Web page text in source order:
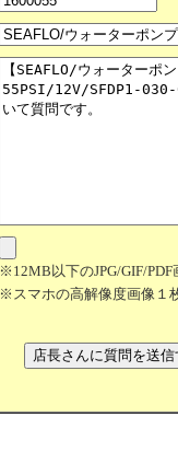
※12MB以下のJPG/GIF/
※スマホの高解像度画像１